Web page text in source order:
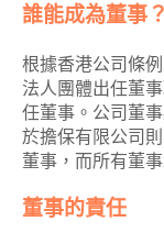
誰能成為董事？
根據香港公司條
法人團體出任董
任董事。公司董
於擔保有限公司
董事，而所有董
董事的責任